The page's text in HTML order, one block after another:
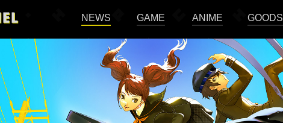
NEWS GAME ANIME GOODS